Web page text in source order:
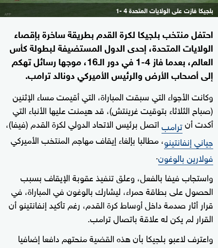
بلجيكا فازت على الولايات المتحدة 4 -1
احتفل منتخب بلجيكا لكرة القدم بطريقة ساخرة بإقصاء
الولايات المتحدة، إحدى الدول المستضيفة لبطولة كأس
العالم، بعدما فاز 4-1 في دور الـ16، موجها رسائل تهكم
إلى أصحاب الأرض والرئيس الأميركي دونالد ترامب.
وكانت الأجواء التي سبقت المباراة، التي أقيمت مساء الإثنين
(صباح الثلاثاء بتوقيت غرينتش)، قد هيمنت عليها الأنباء التي
أكدت أنترامباتصل برئيس الاتحاد الدولي لكرة القدم (فيفا)،
جياني إنفانتينو، مطالبا بإلغاء إيقاف مهاجم المنتخب الأميركي
فولارين بالوغون.
واستجاب فيفا بالفعل، وعلق تنفيذ عقوبة الإيقاف بسبب
الحصول على بطاقة حمراء، ليشارك بالوغون في المباراة، في
قرار أثار صدمة داخل أوساط كرة القدم، رغم تأكيد إنفانتينو أن
القرار لم يكن له علاقة باتصال ترامب.
واعترف لاعبو بلجيكا بأن هذه القضية منحتهم دافعا إضافيا